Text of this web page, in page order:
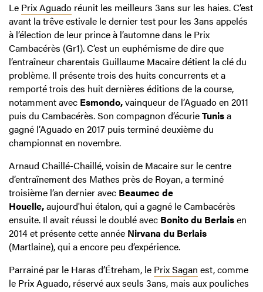
Le Prix Aguado réunit les meilleurs 3ans sur les haies. C’est
avant la trêve estivale le dernier test pour les 3ans appelés
à l’élection de leur prince à l’automne dans le Prix
Cambacérès (Gr1). C’est un euphémisme de dire que
l’entraîneur charentais Guillaume Macaire détient la clé du
problème. Il présente trois des huits concurrents et a
remporté trois des huit dernières éditions de la course,
notamment avec Esmondo,vainqueur de l’Aguado en 2011
puis du Cambacérès. Son compagnon d’écurieTunisa
gagné l’Aguado en 2017 puis terminé deuxième du
championnat en novembre.
Arnaud Chaillé-Chaillé, voisin de Macaire sur le centre
d’entraînement des Mathes près de Royan, a terminé
troisième l’an dernier avec Beaumec de
Houelle,aujourd'hui étalon, qui a gagné le Cambacérès
ensuite. Il avait réussi le doublé avec Bonito du Berlaisen
2014 et présente cette année Nirvana du Berlais
(Martlaine), qui a encore peu d’expérience.
Parrainé par le Haras d’Étreham, le Prix Sagan est, comme
le Prix Aguado, réservé aux seuls 3ans, mais aux pouliches